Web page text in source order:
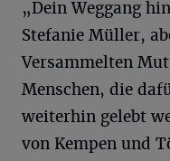
„Dein Weggang
Stefanie Müller,
Versammelten
Menschen, die
weiterhin gelebt
von Kempen und